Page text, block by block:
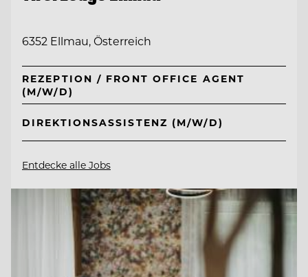
6352 Ellmau, Österreich
REZEPTION / FRONT OFFICE AGENT
(M/W/D)
DIREKTIONSASSISTENZ (M/W/D)
Entdecke alle Jobs